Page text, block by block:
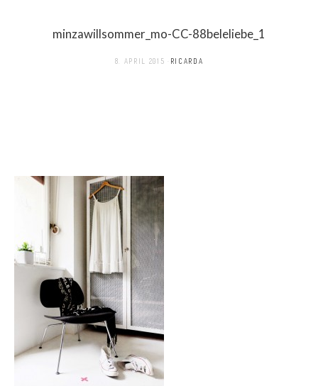
minzawillsommer_mo-CC-88beleliebe_1
8. APRIL 2015 RICARDA